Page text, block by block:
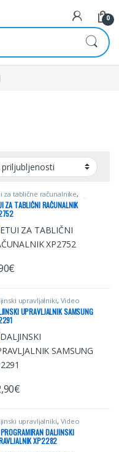
0
za tablične računalnike,
telefonija,Računalništvo
ZA TABLIČNI RAČUNALNIK
€
izdelek ima več različic.
upravljalniki, Video
UPRAVLJALNIK SAMSUNG
€
upravljalniki, Video
DALJINSKI
XP2282